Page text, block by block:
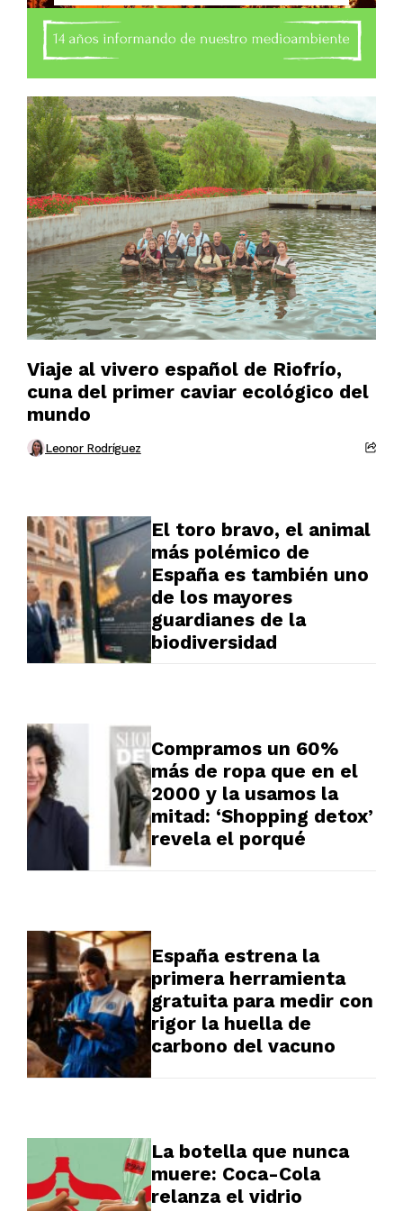
Viaje al vivero español de Riofrío,
cuna del primer caviar ecológico del
mundo
Leonor Rodríguez
El toro bravo, el animal
más polémico de
España es también uno
de los mayores
guardianes de la
biodiversidad
Compramos un 60%
más de ropa que en el
2000 y la usamos la
mitad: ‘Shopping detox’
revela el porqué
España estrena la
primera herramienta
gratuita para medir con
rigor la huella de
carbono del vacuno
La botella que nunca
muere: Coca-Cola
relanza el vidrio